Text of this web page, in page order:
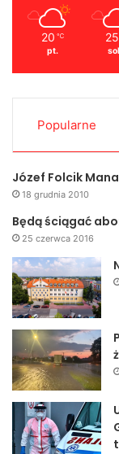
20 ℃
pt.
25
Popularne
Józef Folcik
18 grudnia 2010
Będą ściągać
25 czerwca 2016